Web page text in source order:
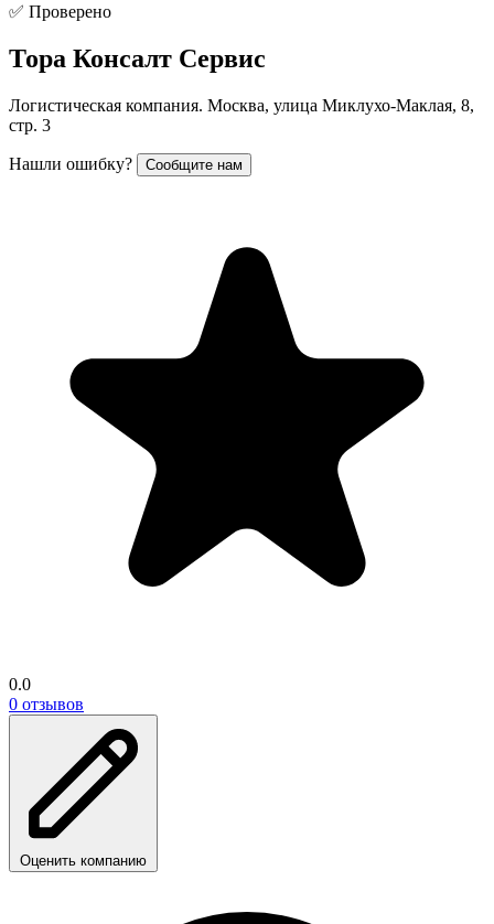
✅ Проверено
Тора Консалт Сервис
Логистическая компания. Москва, улица Миклухо-Маклая, 8,
стр. 3
Нашли ошибку? Сообщите нам
0.0
0 отзывов
Оценить компанию